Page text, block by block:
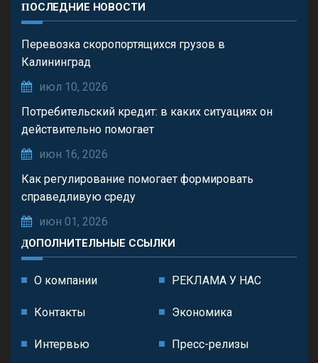
ПОСЛЕДНИЕ НОВОСТИ
Перевозка скоропортящихся грузов в
Калининград
июл 10, 2026
Потребительский кредит: в каких ситуациях он
действительно помогает
июн 16, 2026
Как регулирование помогает формировать
справедливую среду
июн 01, 2026
ДОПОЛНИТЕЛЬНЫЕ ССЫЛКИ
О компании РЕКЛАМА У НАС
Контакты Экономика
Интервью Пресс-релизы